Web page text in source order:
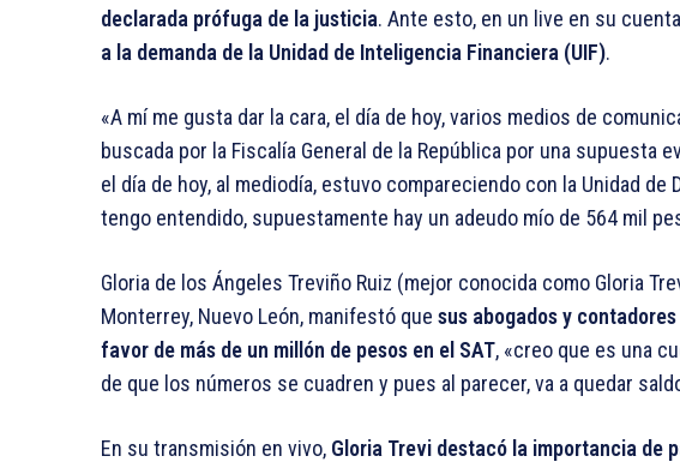
declarada prófuga de la justicia. Ante esto, en un live en su
a la demanda de la Unidad de Inteligencia Financiera (UIF).
«A mí me gusta dar la cara, el día de hoy, varios medios de
buscada por la Fiscalía General de la República por una supuesta
el día de hoy, al mediodía, estuvo compareciendo con la Unidad de
tengo entendido, supuestamente hay un adeudo mío de 564 mil
Gloria de los Ángeles Treviño Ruiz (mejor conocida como Gloria
Monterrey, Nuevo León, manifestó que sus abogados y
favor de más de un millón de pesos en el SAT, «creo que es una
de que los números se cuadren y pues al parecer, va a quedar
En su transmisión en vivo, Gloria Trevi destacó la importancia de